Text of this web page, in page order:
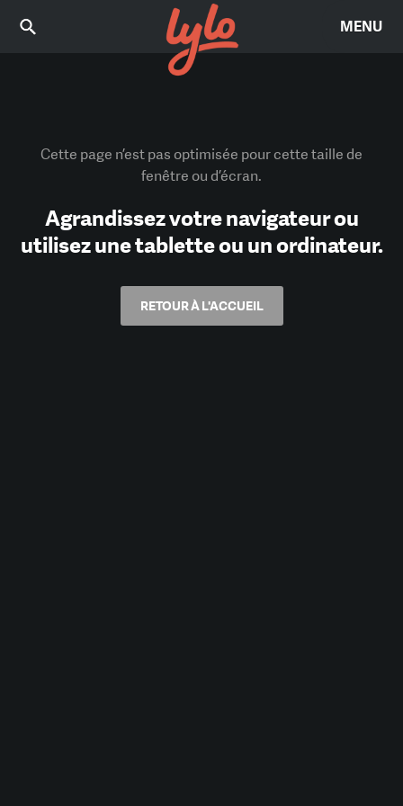
MENU
Cette page n’est pas optimisée pour cette taille de
fenêtre ou d’écran.
Agrandissez votre navigateur ou
utilisez une tablette ou un ordinateur.
RETOUR À L'ACCUEIL